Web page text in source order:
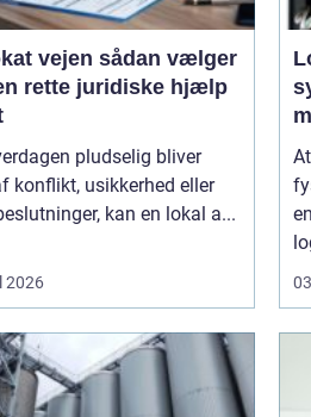
sådan vælger
rette juridiske hjælp
pludselig bliver
konflikt, usikkerhed eller
kan en lokal a...
2026